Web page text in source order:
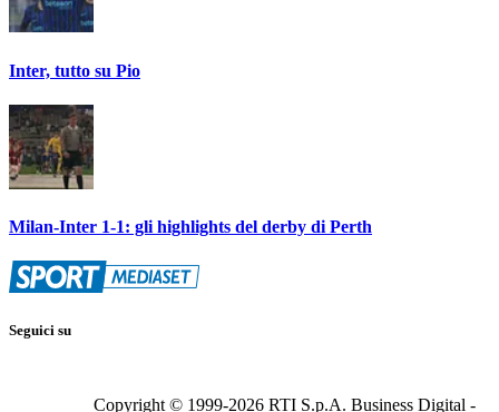
Inter, tutto su Pio
Milan-Inter 1-1: gli highlights del derby di Perth
Seguici su
Copyright © 1999-2026 RTI S.p.A. Business Digital -